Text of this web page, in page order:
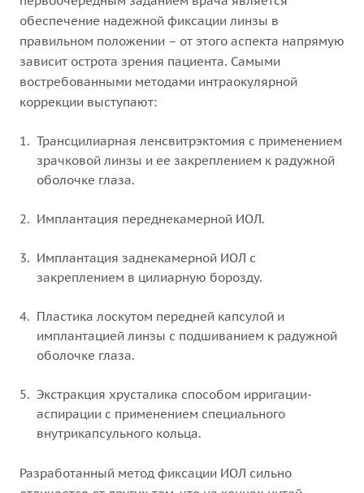
обеспечение надежной фиксации линзы в
правильном положении – от этого аспекта напрямую
зависит острота зрения пациента. Самыми
востребованными методами интраокулярной
коррекции выступают:
Трансцилиарная ленсвитрэктомия с применением
зрачковой линзы и ее закреплением к радужной
оболочке глаза.
Имплантация переднекамерной ИОЛ.
Имплантация заднекамерной ИОЛ с
закреплением в цилиарную борозду.
Пластика лоскутом передней капсулой и
имплантацией линзы с подшиванием к радужной
оболочке глаза.
Экстракция хрусталика способом ирригации-
аспирации с применением специального
внутрикапсульного кольца.
Разработанный метод фиксации ИОЛ сильно